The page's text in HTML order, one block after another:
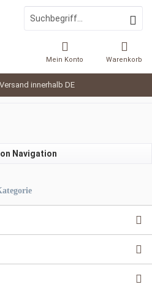
innerhalb DE
Warenkorb
Mein Konto
Navigation